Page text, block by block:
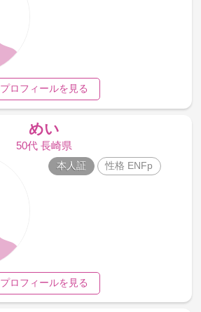
プロフィールを見る
めい
50代 長崎県
本人証 性格 ENFp
プロフィールを見る